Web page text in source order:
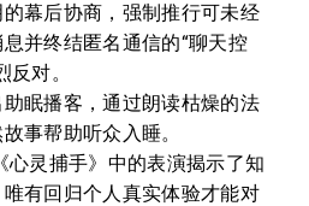
幕后协商，强制推行可未经
并终结匿名通信的“聊天控
对。
眠播客，通过朗读枯燥的法
事帮助听众入睡。
心灵捕手》中的表演揭示了知
有回归个人真实体验才能对